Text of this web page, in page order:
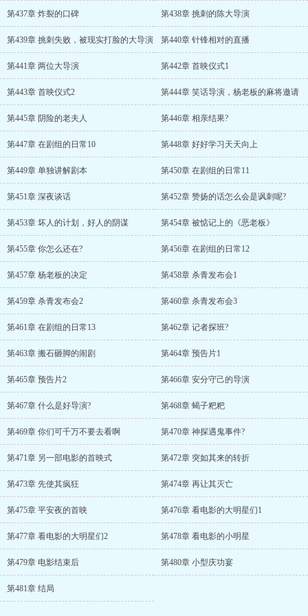
第437章 炸裂的口碑 第438章 挑刺的陈大导演
第439章 挑刺失败，被现实打脸的大导演 第440章 针锋相对的直播
第441章 两位大导演 第442章 首映仪式1
第443章 首映仪式2 第444章 笑话导演，杨老板的麻将邀请
第445章 阴险的老夫人 第446章 相亲结果?
第447章 在剧组的日常10 第448章 好好学习天天向上
第449章 单独讲解剧本 第450章 在剧组的日常11
第451章 深夜谈话 第452章 赞扬的话怎么会是讽刺呢?
第453章 坏人的计划，好人的阴谋 第454章 被惦记上的《恶老板》
第455章 你怎么还在? 第456章 在剧组的日常12
第457章 杨老板的决定 第458章 杀青发布会1
第459章 杀青发布会2 第460章 杀青发布会3
第461章 在剧组的日常13 第462章 记者探班?
第463章 搬石砸脚的闹剧 第464章 预告片1
第465章 预告片2 第466章 安分守己的导演
第467章 什么是好导演? 第468章 蝎子粑粑
第469章 你们可千万不要去看啊 第470章 神探遇鬼事件?
第471章 另一部电影的首映式 第472章 突如其来的转折
第473章 先使其疯狂 第474章 再让其灭亡
第475章 平安夜的首映 第476章 看电影的大明星们1
第477章 看电影的大明星们2 第478章 看电影的小明星
第479章 电影结束后 第480章 小型庆功宴
第481章 结局